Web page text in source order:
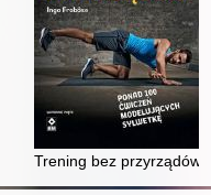
Trening bez przyrządów